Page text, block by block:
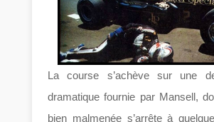
La course s’achève sur une
dramatique fournie par Mansell,
bien malmenée s’arrête à